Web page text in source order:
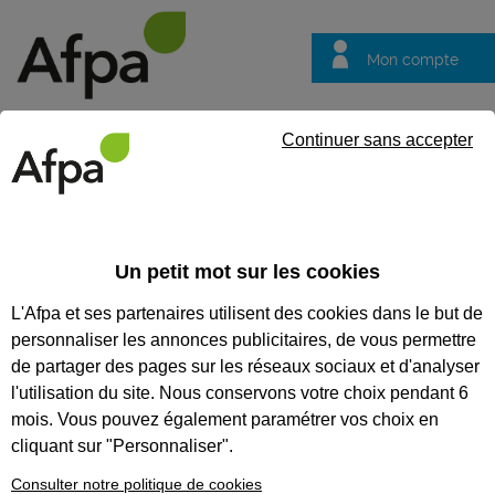
Mon compte
questions
CODES
TECHNICIEN D'INSTALLATION
ET DE MAINTENANCE DE
PISCINES
Un petit mot sur les cookies
L'Afpa et ses partenaires utilisent des cookies dans le but de
personnaliser les annonces publicitaires, de vous permettre
de partager des pages sur les réseaux sociaux et d'analyser
l'utilisation du site. Nous conservons votre choix pendant 6
mois. Vous pouvez également paramétrer vos choix en
cliquant sur "Personnaliser".
Consulter notre politique de cookies
Continuer sans accepter